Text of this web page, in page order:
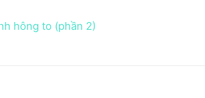
hông to (phần 2)